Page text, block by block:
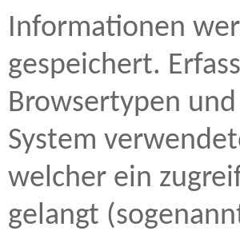
Informationen
gespeichert.
Browsertypen
System
welcher ein
gelangt